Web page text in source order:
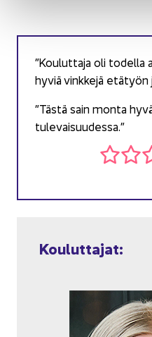
”Kou­lut­ta­ja oli to­del­la
hyviä vink­ke­jä etä­työn
”Tästä sain monta
tu­le­vai­suu­des­sa.”
Kou­lut­ta­jat: